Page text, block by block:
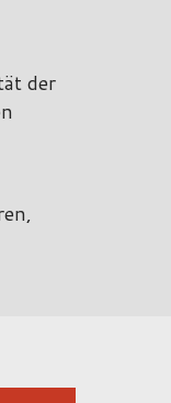
der